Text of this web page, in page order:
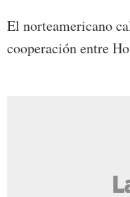
El norteamericano
cooperación entre